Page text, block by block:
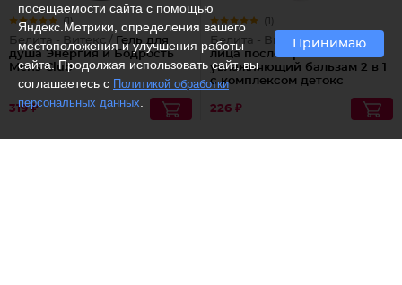
(1)
Белита - Витекс / Гель для
душа Энергия и Бодрость
Mens Club
319 ₽
(1)
Белита - Витекс /Крем для
лица после бритья +
увлажняющий бальзам 2 в 1
с комплексом детокс
226 ₽
посещаемости сайта с помощью
Яндекс.Метрики, определения вашего
местоположения и улучшения работы
сайта. Продолжая использовать сайт, вы
соглашаетесь с Политикой обработки
персональных данных
Принимаю